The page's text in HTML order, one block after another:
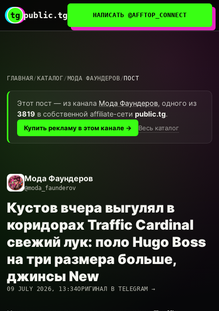
tg public.tg НАПИСАТЬ @AFFTOP_CONNECT
ГЛАВНАЯ / КАТАЛОГ/ МОДА ФАУНДЕРОВ/ ПОСТ
Этот пост — из канала Мода Фаундеров, одного из
3819 в собственной affiliate-сети public.tg.
Купить рекламу в этом канале → Весь каталог
Мода Фаундеров
@moda_faunderov
Кустов вчера выгулял в
коридорах Traffic Cardinal
свежий лук: поло Hugo Boss
на три размера больше,
джинсы New
09 JULY 2026, 13:34ОРИГИНАЛ В TELEGRAM →